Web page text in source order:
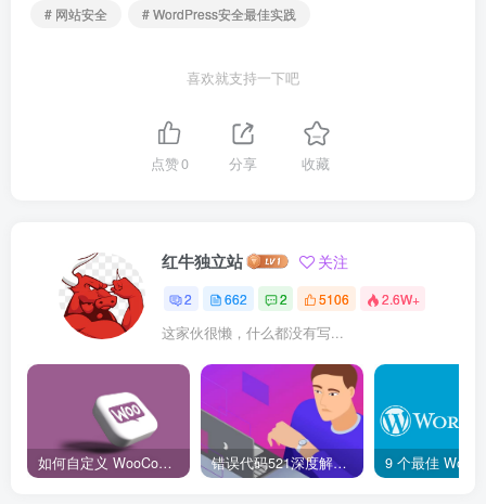
# 网站安全
# WordPress安全最佳实践
喜欢就支持一下吧
点赞0 分享 收藏
红牛独立站 关注
2 662 2 5106 2.6W+
这家伙很懒，什么都没有写...
如何自定义 WooCommerce 购物车页面：详细指南 错误代码521深度解析：什么是“Web服务器宕机”？它和502、504有何不同？